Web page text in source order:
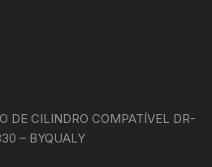
DE CILINDRO COMPATÍVEL DR-
– BYQUALY